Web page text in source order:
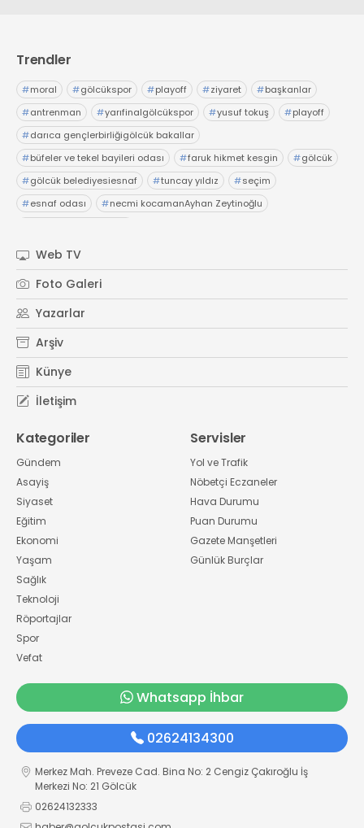
Trendler
#moral #gölcükspor #playoff #ziyaret #başkanlar
#antrenman #yarıfinalgölcükspor #yusuf tokuş #playoff
#darıca gençlerbirliğigölcük bakallar
#büfeler ve tekel bayileri odası #faruk hikmet kesgin #gölcük
#gölcük belediyesiesnaf #tuncay yıldız #seçim
#esnaf odası #necmi kocamanAyhan Zeytinoğlu
Web TV
Foto Galeri
Yazarlar
Arşiv
Künye
İletişim
Kategoriler
Gündem
Asayiş
Siyaset
Eğitim
Ekonomi
Yaşam
Sağlık
Teknoloji
Röportajlar
Spor
Vefat
Servisler
Yol ve Trafik
Nöbetçi Eczaneler
Hava Durumu
Puan Durumu
Gazete Manşetleri
Günlük Burçlar
Whatsapp İhbar
02624134300
Merkez Mah. Preveze Cad. Bina No: 2 Cengiz Çakıroğlu İş
Merkezi No: 21 Gölcük
02624132333